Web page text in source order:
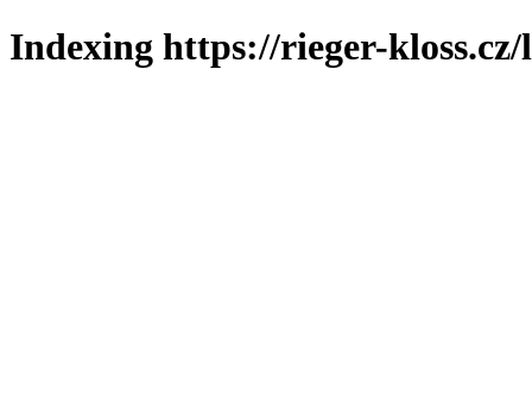
Indexing https://rieger-